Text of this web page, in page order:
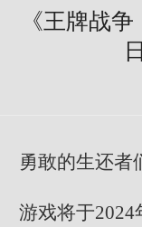
《王牌战
勇敢的生还者
游戏将于2024